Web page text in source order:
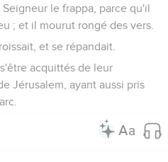
le frappa, parce qu'il
; et il mourut rongé des vers.
et se répandait.
acquittés de leur
Jérusalem, ayant aussi pris